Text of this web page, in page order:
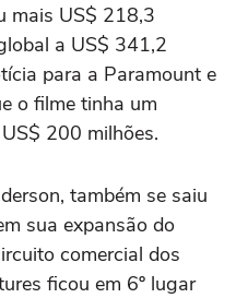
mais US$ 218,3
a US$ 341,2
para a Paramount e
o filme tinha um
200 milhões.
também se saiu
sua expansão do
comercial dos
ficou em 6º lugar